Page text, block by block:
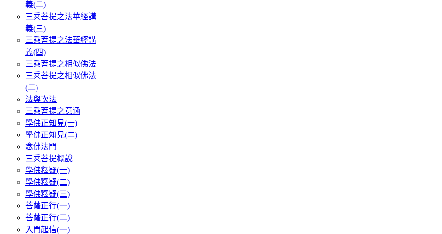
義(二)
三乘菩提之法華經講
義(三)
三乘菩提之法華經講
義(四)
三乘菩提之相似佛法
三乘菩提之相似佛法
(二)
法與次法
三乘菩提之意涵
學佛正知見(一)
學佛正知見(二)
念佛法門
三乘菩提概說
學佛釋疑(一)
學佛釋疑(二)
學佛釋疑(三)
菩薩正行(一)
菩薩正行(二)
入門起信(一)